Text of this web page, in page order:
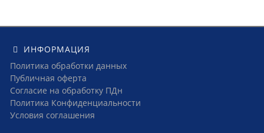
ИНФОРМАЦИЯ
Политика обработки данных
Публичная оферта
Согласие на обработку ПДн
Политика Конфиденциальности
Условия соглашения